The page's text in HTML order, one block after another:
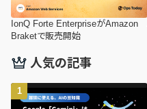
IonQ Forte EnterpriseがAmazon
Braketで販売開始
人気の記事